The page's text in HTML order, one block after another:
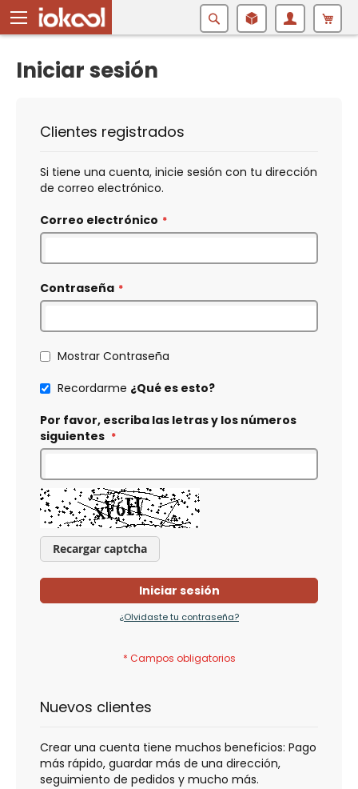
Buscar
Iniciar sesión
Clientes registrados
Si tiene una cuenta, inicie sesión con tu dirección
de correo electrónico.
Correo electrónico
Contraseña
Mostrar Contraseña
Recordarme ¿Qué es esto?
Por favor, escriba las letras y los números
siguientes
Recargar captcha
Iniciar sesión
¿Olvidaste tu contraseña?
Nuevos clientes
Crear una cuenta tiene muchos beneficios: Pago
más rápido, guardar más de una dirección,
seguimiento de pedidos y mucho más.